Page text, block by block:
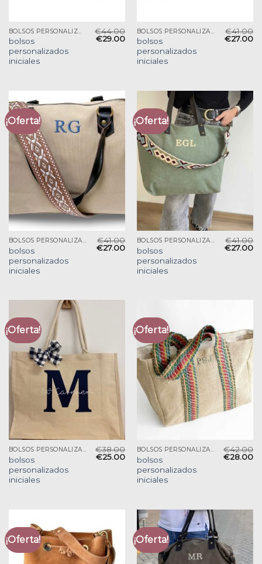
bolsos
personalizados
iniciales
€44.00
€29.00
bolsos
personalizados
iniciales
€41.00
€27.00
¡Oferta!
BOLSOS PERSONALIZADOS INICIALES
bolsos
personalizados
iniciales
€41.00
€27.00
¡Oferta!
BOLSOS PERSONALIZADOS INICIALES
bolsos
personalizados
iniciales
€41.00
€27.00
¡Oferta!
BOLSOS PERSONALIZADOS INICIALES
bolsos
personalizados
iniciales
€38.00
€25.00
¡Oferta!
BOLSOS PERSONALIZADOS INICIALES
bolsos
personalizados
iniciales
€42.00
€28.00
¡Oferta! ¡Oferta!